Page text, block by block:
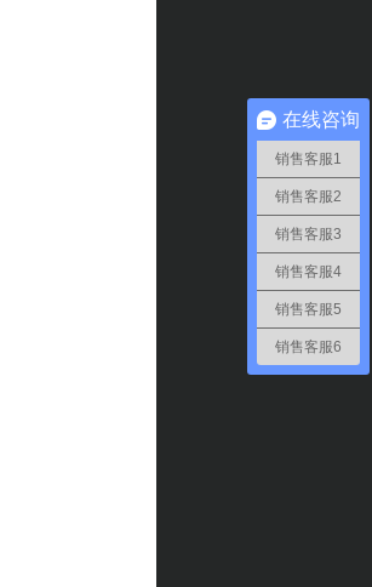
在线咨询
销售客服1
销售客服2
销售客服3
销售客服4
销售客服5
销售客服6